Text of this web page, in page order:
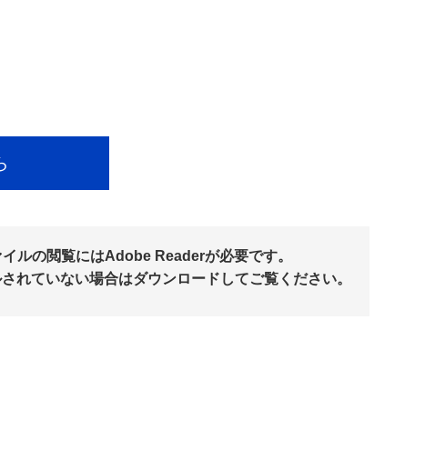
ルの閲覧にはAdobe Readerが必要です。
れていない場合はダウンロードしてご覧ください。